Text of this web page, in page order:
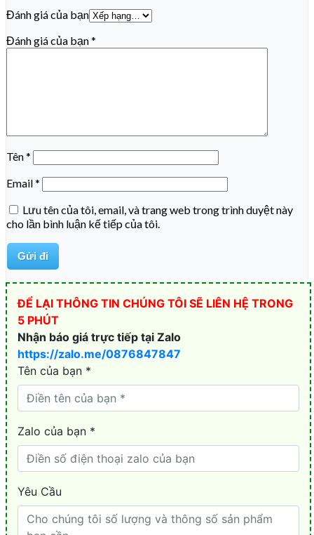
Đánh giá của bạn
Đánh giá của bạn*
Tên*
Email*
Lưu tên của tôi, email, và trang web trong trình duyệt này
cho lần bình luận kế tiếp của tôi.